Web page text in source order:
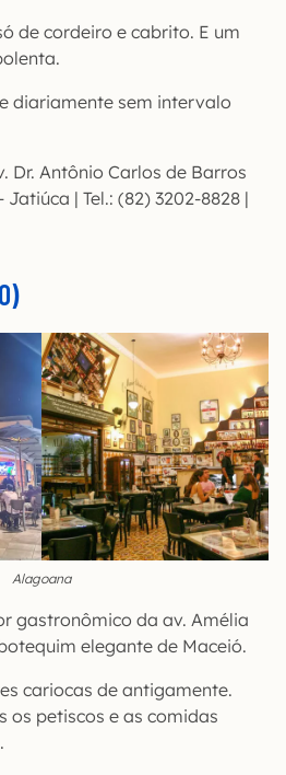
de cordeiro e cabrito. E um
diariamente sem intervalo
Dr. Antônio Carlos de Barros
| Tel.: (82) 3202-8828 |
Alagoana
gastronômico da av. Amélia
elegante de Maceió.
cariocas de antigamente.
os petiscos e as comidas